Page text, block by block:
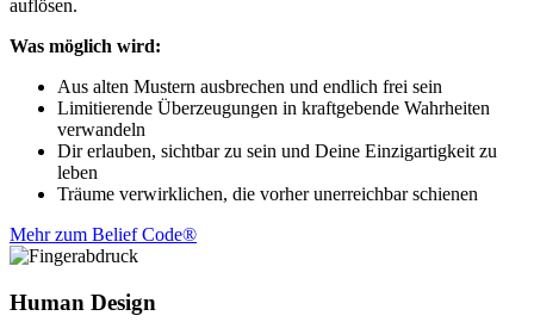
auflösen.
Was möglich wird:
Aus alten Mustern ausbrechen und endlich frei sein
Limitierende Überzeugungen in kraftgebende Wahrheiten
verwandeln
Dir erlauben, sichtbar zu sein und Deine Einzigartigkeit zu
leben
Träume verwirklichen, die vorher unerreichbar schienen
Mehr zum Belief Code®
Human Design